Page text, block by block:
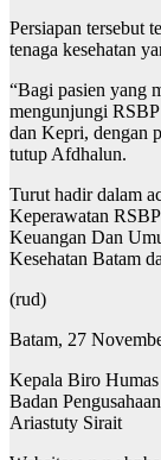
Persiapan tersebut
tenaga kesehatan
“Bagi pasien yang
mengunjungi
dan Kepri, dengan
tutup Afdhalun.
Turut hadir dalam
Keperawatan
Keuangan Dan
Kesehatan Batam
(rud)
Batam, 27
Kepala Biro
Badan
Ariastuty Sirait